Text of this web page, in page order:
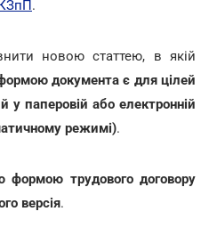
.
новою статтею, в якій
документа є для цілей
у паперовій або електронній
режимі).
формою трудового договору
версія.